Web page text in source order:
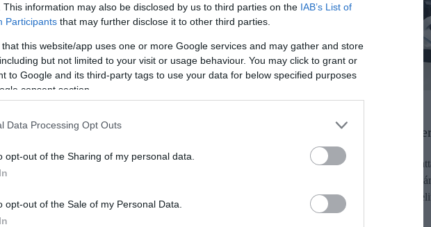
This information may also be disclosed by us to third parties on the IAB’s List of
Participants that may further disclose it to other third parties.
that this website/app uses one or more Google services and may gather and store
but not limited to your visit or usage behaviour. You may click to grant or
to Google and its third-party tags to use your data for below specified purposes
consent section.
Data Processing Opt Outs
opt-out of the Sharing of my personal data.
opt-out of the Sale of my Personal Data.
Így néz ki, ennyibe
A Mercedes 2019-ben
generációját, amelyből a
megérkezett a legújabb
Maybach verzió is…